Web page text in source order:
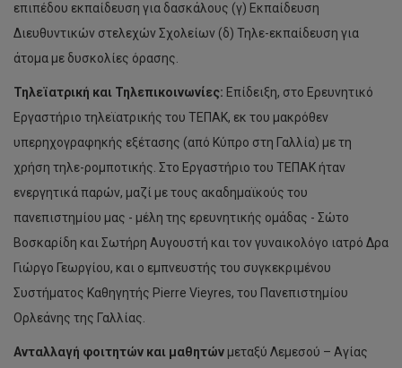
επιπέδου εκπαίδευση για δασκάλους (γ) Εκπαίδευση
Διευθυντικών στελεχών Σχολείων (δ) Τηλε-εκπαίδευση για
άτομα με δυσκολίες όρασης.
Τηλεϊατρική και Τηλεπικοινωνίες: Επίδειξη, στο Ερευνητικό
Εργαστήριο τηλεϊατρικής του ΤΕΠΑΚ, εκ του μακρόθεν
υπερηχογραφηκής εξέτασης (από Κύπρο στη Γαλλία) με τη
χρήση τηλε-ρομποτικής. Στο Εργαστήριο του ΤΕΠΑΚ ήταν
ενεργητικά παρών, μαζί με τους ακαδημαϊκούς του
πανεπιστημίου μας - μέλη της ερευνητικής ομάδας - Σώτο
Βοσκαρίδη και Σωτήρη Αυγουστή και τον γυναικολόγο ιατρό Δρα
Γιώργο Γεωργίου, και ο εμπνευστής του συγκεκριμένου
Συστήματος Καθηγητής Pierre Vieyres, του Πανεπιστημίου
Ορλεάνης της Γαλλίας.
Ανταλλαγή φοιτητών και μαθητών μεταξύ Λεμεσού – Αγίας